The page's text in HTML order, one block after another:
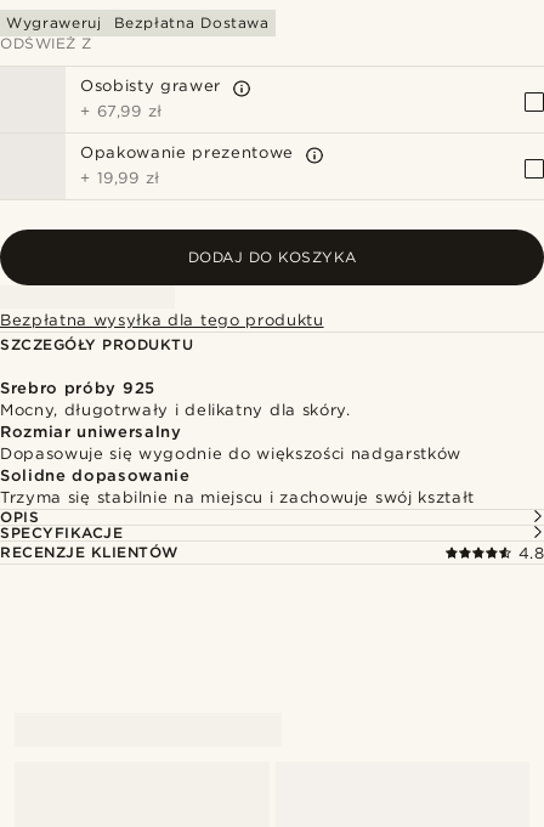
Wygraweruj
Bezpłatna Dostawa
ODŚWIEŻ Z
Osobisty grawer
+ 67,99 zł
Opakowanie prezentowe
+ 19,99 zł
DODAJ DO KOSZYKA
Bezpłatna wysyłka dla tego produktu
SZCZEGÓŁY PRODUKTU
Srebro próby 925
Mocny, długotrwały i delikatny dla skóry.
Rozmiar uniwersalny
Dopasowuje się wygodnie do większości nadgarstków
Solidne dopasowanie
Trzyma się stabilnie na miejscu i zachowuje swój kształt
OPIS
SPECYFIKACJE
RECENZJE KLIENTÓW
4.8